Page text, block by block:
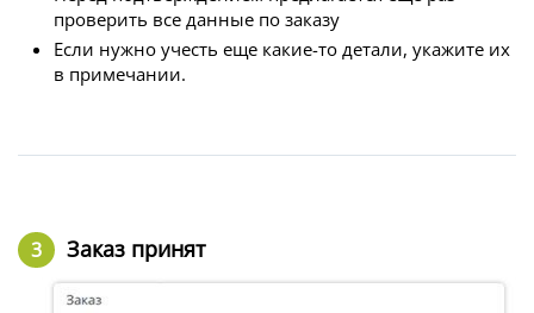
проверить все данные по заказу
Если нужно учесть еще какие-то детали, укажите их
в примечании.
Заказ принят